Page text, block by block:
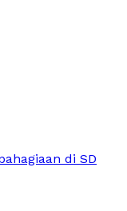
di SD